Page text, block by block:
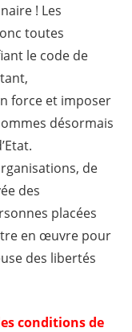
! Les
toutes
le code de
force et imposer
désormais
de
des
placées
en œuvre pour
des libertés
conditions de